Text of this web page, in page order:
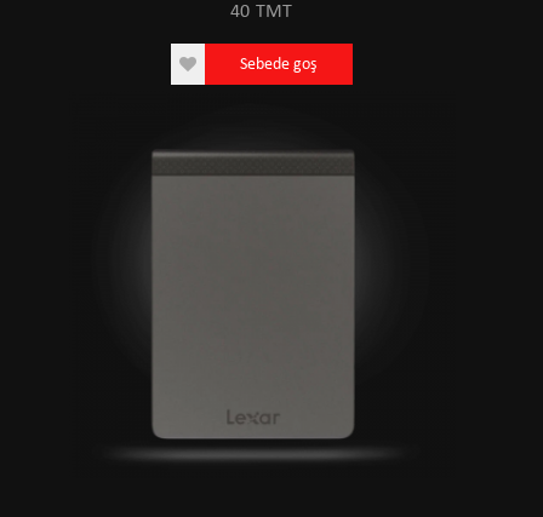
40 TMT
Sebede goş